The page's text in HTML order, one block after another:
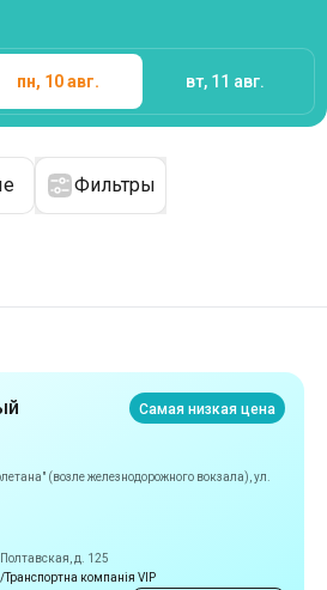
пн, 10 авг. вт, 11 авг.
Фильтры
Самая низкая цена
(возле железнодорожного вокзала), ул.
д. 125
компанія VIP